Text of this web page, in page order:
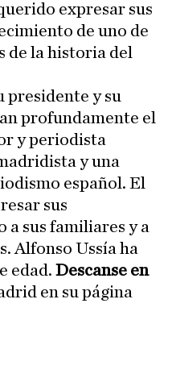
expresar sus
de uno de
de la historia del
presidente y su
profundamente el
y periodista
y una
español. El
sus
a sus familiares y a
Alfonso Ussía ha
edad. Descanse en
en su página